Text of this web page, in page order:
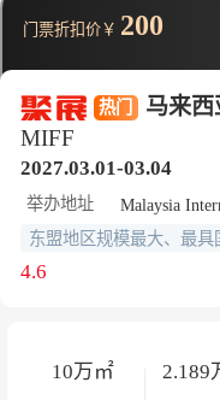
热门
马来
MIFF
2027.03.01-03.04
举办地址 Malaysia
4.6
10万㎡ 2.189
门票折扣价￥ 200